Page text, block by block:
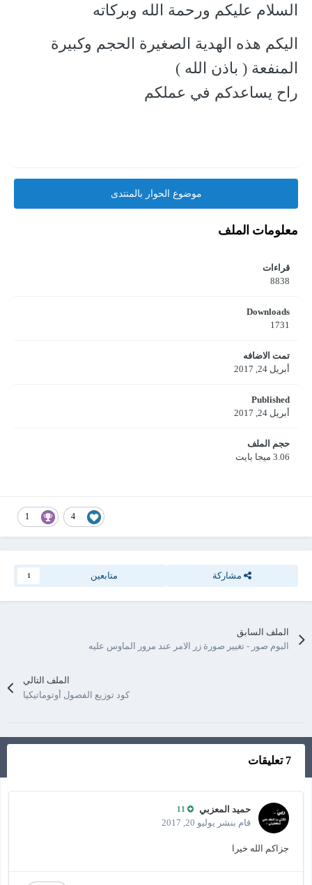
السلام عليكم ورحمة الله وبركاته
اليكم هذه الهدية الصغيرة الحجم وكبيرة
المنفعة ( باذن الله )
راح يساعدكم في عملكم
موضوع الحوار بالمنتدى
معلومات الملف
قراءات
8838
Downloads
1731
تمت الاضافه
أبريل 24, 2017
Published
أبريل 24, 2017
حجم الملف
3.06 ميجا بايت
4
1
مشاركة متابعين 1
الملف السابق
البوم صور - تغيير صورة زر الامر عند مرور الماوس عليه
الملف التالي
كود توزيع الفصول أوتوماتيكيا
7 تعليقات
حميد المعزبي
قام بنشر يوليو 20, 2017
جزاكم الله خيرا